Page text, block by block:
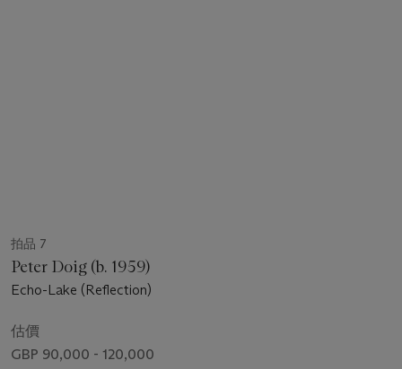
拍品 7
Peter Doig (b. 1959)
Echo-Lake (Reflection)
估價
GBP 90,000 - 120,000